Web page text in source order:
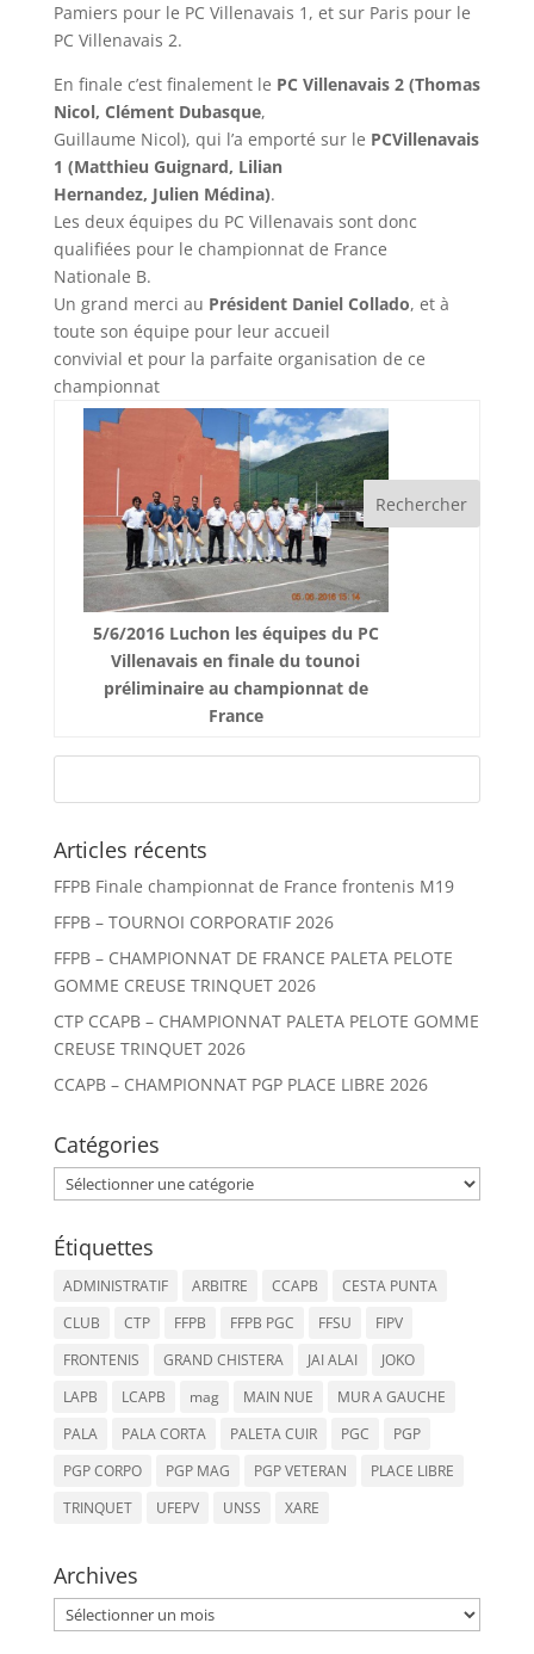
Pamiers pour le PC Villenavais 1, et sur Paris pour le
PC Villenavais 2.
En finale c’est finalement le PC Villenavais 2 (Thomas
Nicol, Clément Dubasque,
Guillaume Nicol), qui l’a emporté sur le PCVillenavais
1 (Matthieu Guignard, Lilian
Hernandez, Julien Médina).
Les deux équipes du PC Villenavais sont donc
qualifiées pour le championnat de France
Nationale B.
Un grand merci au Président Daniel Collado, et à
toute son équipe pour leur accueil
convivial et pour la parfaite organisation de ce
championnat
5/6/2016 Luchon les équipes du PC
Villenavais en finale du tounoi
préliminaire au championnat de
France
Articles récents
FFPB Finale championnat de France frontenis M19
FFPB – TOURNOI CORPORATIF 2026
FFPB – CHAMPIONNAT DE FRANCE PALETA PELOTE
GOMME CREUSE TRINQUET 2026
CTP CCAPB – CHAMPIONNAT PALETA PELOTE GOMME
CREUSE TRINQUET 2026
CCAPB – CHAMPIONNAT PGP PLACE LIBRE 2026
Catégories
Catégories
Étiquettes
ADMINISTRATIF ARBITRE CCAPB
CESTA PUNTA
CLUB
CTP FFPB FFPB PGC FFSU
FIPV
FRONTENIS
GRAND CHISTERA JAI ALAI
JOKO
LAPB
LCAPB mag MAIN NUE
MUR A GAUCHE
PALA
PALA CORTA PALETA CUIR PGC
PGP
PGP CORPO
PGP MAG PGP VETERAN
PLACE LIBRE
TRINQUET
UFEPV UNSS XARE
Archives
Archives